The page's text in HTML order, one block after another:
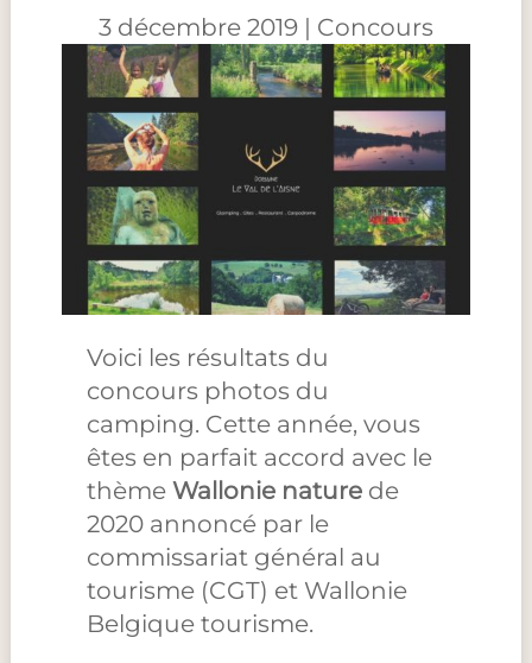
3 décembre 2019| Concours
Voici les résultats du
concours photos du
camping. Cette année, vous
êtes en parfait accord avec le
thèmeWallonie nature de
2020 annoncé par le
commissariat général au
tourisme (CGT) et Wallonie
Belgique tourisme.